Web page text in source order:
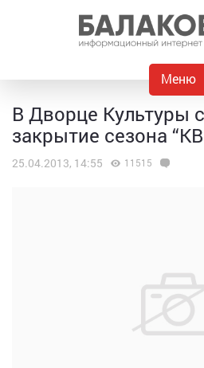
Меню
В Дворце Культуры
закрытие сезона
25.04.2013, 14:55 11515